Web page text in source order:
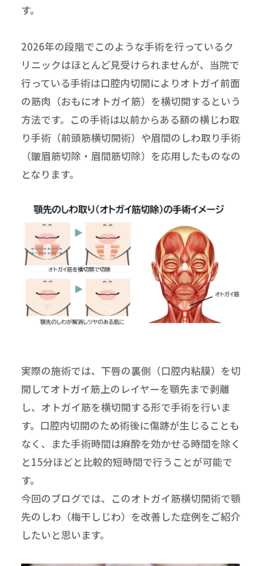
す。
2026年の段階でこのような手術を行っているク
リニックはほとんど見受けられませんが、当院で
行っている手術は口腔内切開によりオトガイ前面
の筋肉（おもにオトガイ筋）を横切開するという
方法です。この手術は以前からある額の横じわ取
り手術（前頭筋横切開術）や眉間のしわ取り手術
（皺眉筋切除・眉間筋切除）を応用したものなの
となります。
実際の施術では、下唇の裏側（口腔内粘膜）を切
開してオトガイ筋上のレイヤーを顎先まで剥離
し、オトガイ筋を横切開する形で手術を行いま
す。口腔内切開のため術後に傷跡が生じることも
なく、また手術時間は麻酔を効かせる時間を除く
と15分ほどと比較的短時間で行うことが可能で
す。
今回のブログでは、このオトガイ筋横切開術で顎
先のしわ（梅干しじわ）を改善した症例をご紹介
したいと思います。